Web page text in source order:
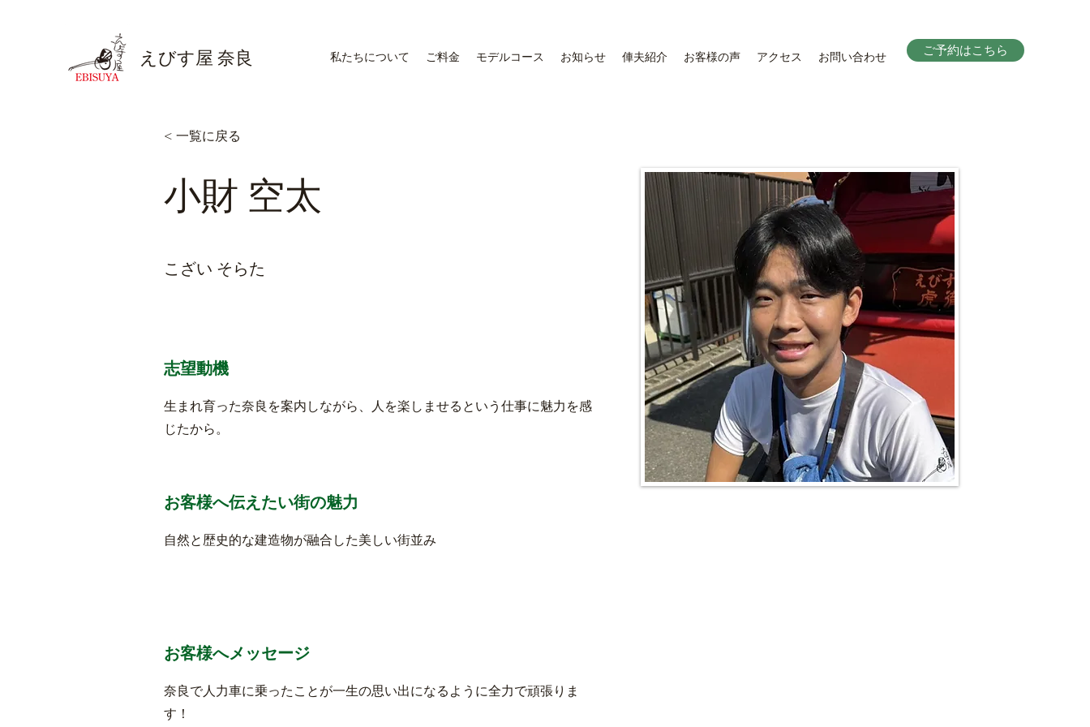
えびす屋 奈良 私たちについて ご料金 モデルコース お知らせ 俥夫紹介 お客様の声 アクセス お問い合わせ ご予約はこちら
< 一覧に戻る
小財 空太
こざい そらた
志望動機
生まれ育った奈良を案内しながら、人を楽しませるという仕事に魅力を感
じたから。
お客様へ伝えたい街の魅力
自然と歴史的な建造物が融合した美しい街並み
お客様へメッセージ
奈良で人力車に乗ったことが一生の思い出になるように全力で頑張りま
す！